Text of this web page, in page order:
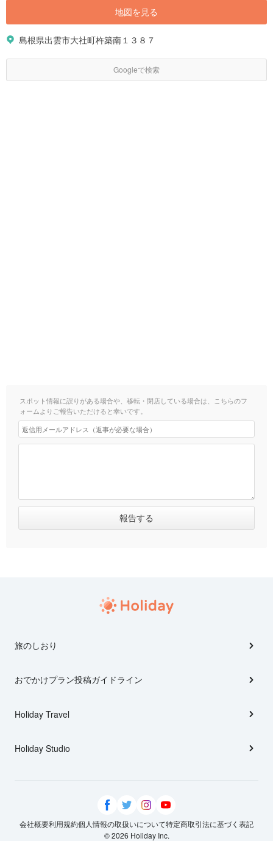
地図を見る
島根県出雲市大社町杵築南１３８７
Googleで検索
スポット情報に誤りがある場合や、移転・閉店している場合は、こちらのフ
ォームよりご報告いただけると幸いです。
旅のしおり
おでかけプラン投稿ガイドライン
Holiday Travel
Holiday Studio
会社概要利用規約個人情報の取扱いについて特定商取引法に基づく表記
© 2026 Holiday Inc.